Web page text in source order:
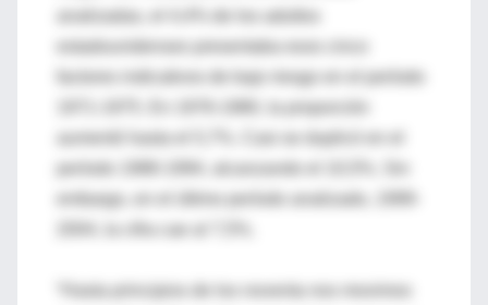
factores indicativos de bajo riesgo en el período
embargo, en el último período analizado, 1999-